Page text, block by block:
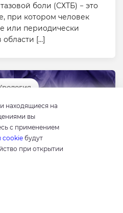
боли (СХТБ) − это
при котором человек
или периодически
[…]
находящиеся на
вы
с применением
cookie будут
при открытии